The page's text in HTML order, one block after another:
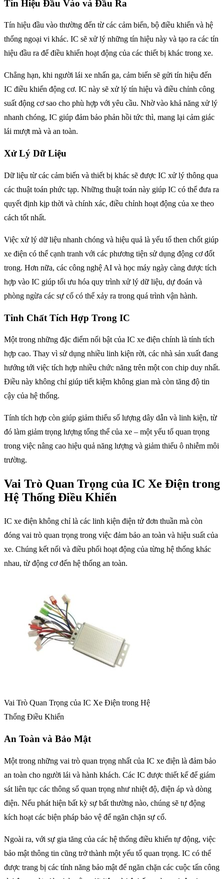
Tín Hiệu Đầu Vào và Đầu Ra
Tín hiệu đầu vào thường đến từ các cảm biến, bộ điều khiển và hệ
thống ngoại vi khác. IC sẽ xử lý những tín hiệu này và tạo ra các tín
hiệu đầu ra để điều khiển hoạt động của các thiết bị khác trong xe.
Chẳng hạn, khi người lái xe nhấn ga, cảm biến sẽ gửi tín hiệu đến
IC điều khiển động cơ. IC này sẽ xử lý tín hiệu và điều chỉnh công
suất động cơ sao cho phù hợp với yêu cầu. Nhờ vào khả năng xử lý
nhanh chóng, IC giúp đảm bảo phản hồi tức thì, mang lại cảm giác
lái mượt mà và an toàn.
Xử Lý Dữ Liệu
Dữ liệu từ các cảm biến và thiết bị khác sẽ được IC xử lý thông qua
các thuật toán phức tạp. Những thuật toán này giúp IC có thể đưa ra
quyết định kịp thời và chính xác, điều chỉnh hoạt động của xe theo
cách tốt nhất.
Việc xử lý dữ liệu nhanh chóng và hiệu quả là yếu tố then chốt giúp
xe điện có thể cạnh tranh với các phương tiện sử dụng động cơ đốt
trong. Hơn nữa, các công nghệ AI và học máy ngày càng được tích
hợp vào IC giúp tối ưu hóa quy trình xử lý dữ liệu, dự đoán và
phòng ngừa các sự cố có thể xảy ra trong quá trình vận hành.
Tinh Chất Tích Hợp Trong IC
Một trong những đặc điểm nổi bật của IC xe điện chính là tính tích
hợp cao. Thay vì sử dụng nhiều linh kiện rời, các nhà sản xuất đang
hướng tới việc tích hợp nhiều chức năng trên một con chip duy nhất.
Điều này không chỉ giúp tiết kiệm không gian mà còn tăng độ tin
cậy của hệ thống.
Tính tích hợp còn giúp giảm thiểu số lượng dây dẫn và linh kiện, từ
đó làm giảm trọng lượng tổng thể của xe – một yếu tố quan trọng
trong việc nâng cao hiệu quả năng lượng và giảm thiểu ô nhiễm môi
trường.
Vai Trò Quan Trọng của IC Xe Điện trong
Hệ Thống Điều Khiển
IC xe điện không chỉ là các linh kiện điện tử đơn thuần mà còn
đóng vai trò quan trọng trong việc đảm bảo an toàn và hiệu suất của
xe. Chúng kết nối và điều phối hoạt động của từng hệ thống khác
nhau, từ động cơ đến hệ thống an toàn.
Vai Trò Quan Trọng của IC Xe Điện trong Hệ
Thống Điều Khiển
An Toàn và Bảo Mật
Một trong những vai trò quan trọng nhất của IC xe điện là đảm bảo
an toàn cho người lái và hành khách. Các IC được thiết kế để giám
sát liên tục các thông số quan trọng như nhiệt độ, điện áp và dòng
điện. Nếu phát hiện bất kỳ sự bất thường nào, chúng sẽ tự động
kích hoạt các biện pháp bảo vệ để ngăn chặn sự cố.
Ngoài ra, với sự gia tăng của các hệ thống điều khiển tự động, việc
bảo mật thông tin cũng trở thành một yếu tố quan trọng. IC có thể
được trang bị các tính năng bảo mật để ngăn chặn các cuộc tấn công